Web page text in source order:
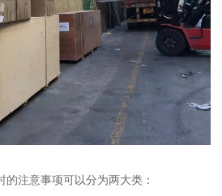
注意事项可以分为两大类：